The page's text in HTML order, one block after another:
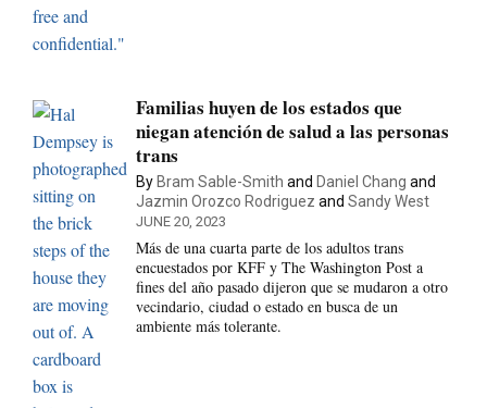
Familias huyen de los estados que
niegan atención de salud a las personas
trans
By Bram Sable-Smith and Daniel Chang and
Jazmin Orozco Rodriguez and Sandy West
JUNE 20, 2023
Más de una cuarta parte de los adultos trans
encuestados por KFF y The Washington Post a
fines del año pasado dijeron que se mudaron a otro
vecindario, ciudad o estado en busca de un
ambiente más tolerante.